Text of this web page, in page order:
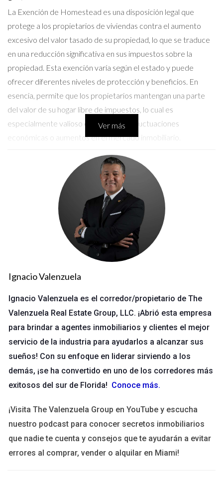
La Exención de Homestead es una disposición legal que
protege a los propietarios de viviendas contra el aumento
excesivo del valor tasado de su propiedad, lo que se traduce
en una reducción significativa en sus impuestos sobre la
propiedad. Esta exención varía según el estado y puede
ofrecer diferentes niveles de protección y beneficios. En
esencia, permite que los propietarios mantengan una parte
del valor de su hogar libre de impuestos, lo cual es
especialmente valioso en tiempos de fluctuaciones
económicas o aumentos en el mercado inmobiliario.
¿Cómo Funciona la Exención de
Homestead?
Para beneficiarte de la Exención de Homestead,
generalmente debes cumplir con ciertos requisitos. Estos
pueden incluir ser propietario y residente del hogar, así como
presentar una solicitud ante la oficina local correspondiente.
Una vez aprobada, la exención se aplicará al valor tasado de tu
propiedad, lo que significa que solo pagarás impuestos sobre
el valor reducido.
Requisitos Comunes
Ser propietario y residente del hogar.
No haber utilizado la exención en otra propiedad.
Presentar documentos necesarios dentro del plazo
establecido.
Proceso de Solicitud
El proceso para solicitar la Exención de Homestead puede
siguientes pasos:
Investigar los requisitos específicos en tu estado.
Completar el formulario de solicitud correspondiente.
Presentar la solicitud junto con cualquier
Ver más
Ignacio Valenzuela
Ignacio Valenzuela es el corredor/propietario de The
Valenzuela Real Estate Group, LLC. ¡Abrió esta empresa
para brindar a agentes inmobiliarios y clientes el mejor
servicio de la industria para ayudarlos a alcanzar sus
sueños! Con su enfoque en liderar sirviendo a los
demás, ¡se ha convertido en uno de los corredores más
exitosos del sur de Florida! Conoce más.
¡Visita The Valenzuela Group en YouTube y escucha
nuestro podcast para conocer secretos inmobiliarios
que nadie te cuenta y consejos que te ayudarán a evitar
errores al comprar, vender o alquilar en Miami!